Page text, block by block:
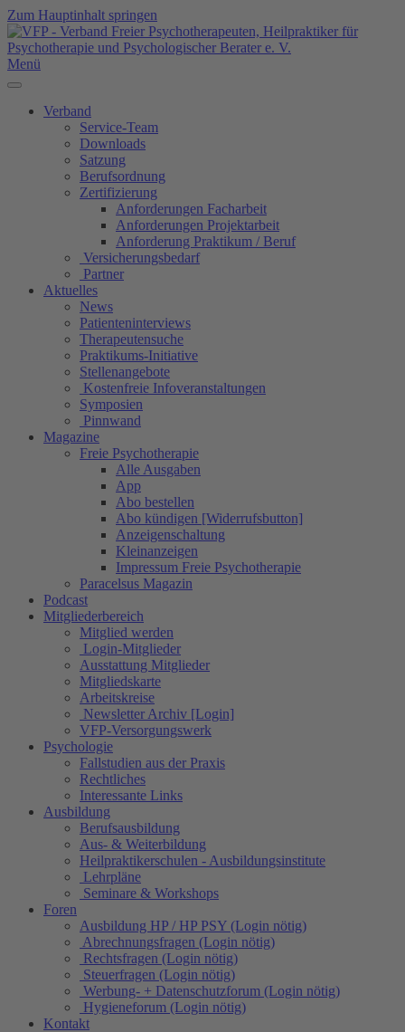
Zum Hauptinhalt springen
Menü
Verband
Service-Team
Downloads
Satzung
Berufsordnung
Zertifizierung
Anforderungen Facharbeit
Anforderungen Projektarbeit
Anforderung Praktikum / Beruf
Versicherungsbedarf
Partner
Aktuelles
News
Patienteninterviews
Therapeutensuche
Praktikums-Initiative
Stellenangebote
Kostenfreie Infoveranstaltungen
Symposien
Pinnwand
Magazine
Freie Psychotherapie
Alle Ausgaben
App
Abo bestellen
Abo kündigen [Widerrufsbutton]
Anzeigenschaltung
Kleinanzeigen
Impressum Freie Psychotherapie
Paracelsus Magazin
Podcast
Mitgliederbereich
Mitglied werden
Login-Mitglieder
Ausstattung Mitglieder
Mitgliedskarte
Arbeitskreise
Newsletter Archiv [Login]
VFP-Versorgungswerk
Psychologie
Fallstudien aus der Praxis
Rechtliches
Interessante Links
Ausbildung
Berufsausbildung
Aus- & Weiterbildung
Heilpraktikerschulen - Ausbildungsinstitute
Lehrpläne
Seminare & Workshops
Foren
Ausbildung HP / HP PSY (Login nötig)
Abrechnungsfragen (Login nötig)
Rechtsfragen (Login nötig)
Steuerfragen (Login nötig)
Werbung- + Datenschutzforum (Login nötig)
Hygieneforum (Login nötig)
Kontakt